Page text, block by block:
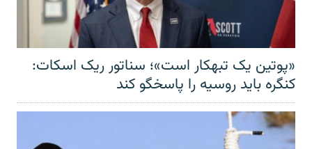
«پوتین یک تبهکار است»؛ سناتور ریک اسکات:
کنگره باید روسیه را پاسخگو کند